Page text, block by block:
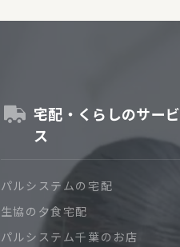
宅配・くらしのサービ
ス
パルシステムの宅配
生協の夕食宅配
パルシステム千葉のお店